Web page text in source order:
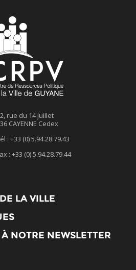
rue du 14 juillet
CAYENNE Cedex
: +33 (0) 5.94.28.79.43
: +33 (0) 5.94.28.79.44
LA VILLE
NOTRE NEWSLETTER